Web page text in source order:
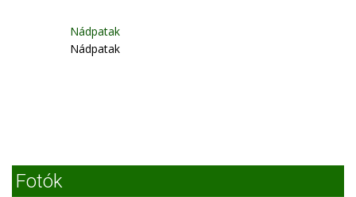
Nádpatak
Nádpatak
Fotók